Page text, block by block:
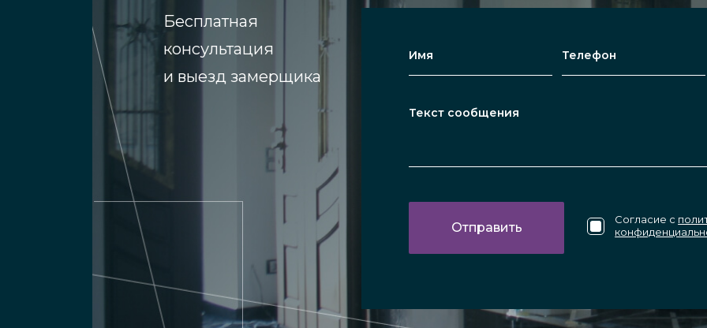
Бесплатная
консультация
и выезд замерщика
Согласие с